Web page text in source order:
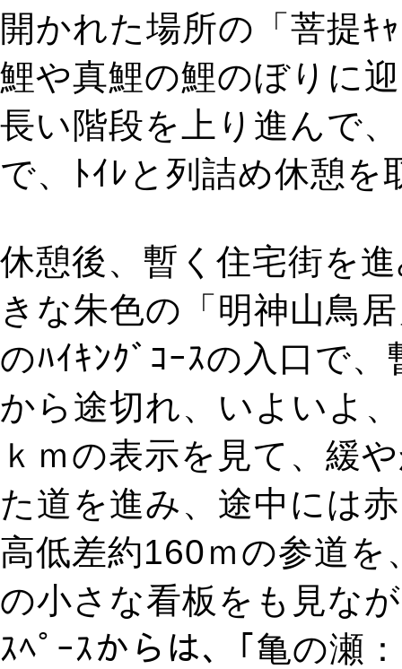
開かれた場所の「菩提ｷ
鯉や真鯉の鯉のぼりに
長い階段を上り進んで
で、ﾄｲﾚと列詰め休憩を
休憩後、暫く住宅街を
きな朱色の「明神山鳥
のﾊｲｷﾝｸﾞｺｰｽの入口で
から途切れ、いよいよ
ｋｍの表示を見て、緩
た道を進み、途中には
高低差約160ｍの参道を
の小さな看板をも見な
ｽﾍﾟｰｽからは、｢亀の瀬